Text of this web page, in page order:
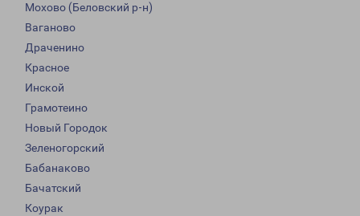
Мохово (Беловский р-н)
Ваганово
Драченино
Красное
Инской
Грамотеино
Новый Городок
Зеленогорский
Бабанаково
Бачатский
Коурак